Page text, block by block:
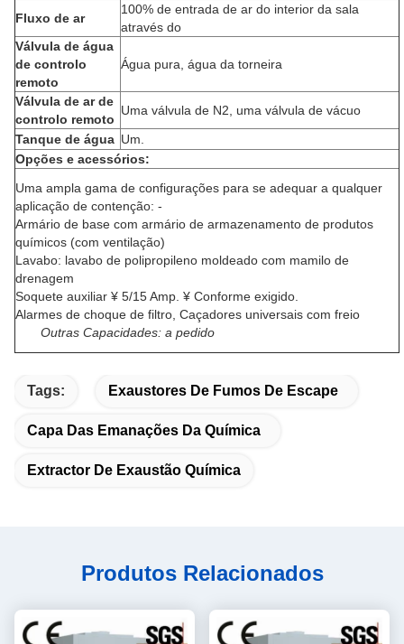
Fluxo de ar
100% de entrada de ar do interior da sala
através do
Válvula de água
de controlo
remoto
Água pura, água da torneira
Válvula de ar de
controlo remoto
Uma válvula de N2, uma válvula de vácuo
Tanque de água Um.
Opções e acessórios:
Uma ampla gama de configurações para se adequar a qualquer
aplicação de contenção: -
Armário de base com armário de armazenamento de produtos
químicos (com ventilação)
Lavabo: lavabo de polipropileno moldeado com mamilo de
drenagem
Soquete auxiliar ¥ 5/15 Amp. ¥ Conforme exigido.
Alarmes de choque de filtro, Caçadores universais com freio
Outras Capacidades: a pedido
Tags: Exaustores De Fumos De Escape
Capa Das Emanações Da Química
Extractor De Exaustão Química
Produtos Relacionados